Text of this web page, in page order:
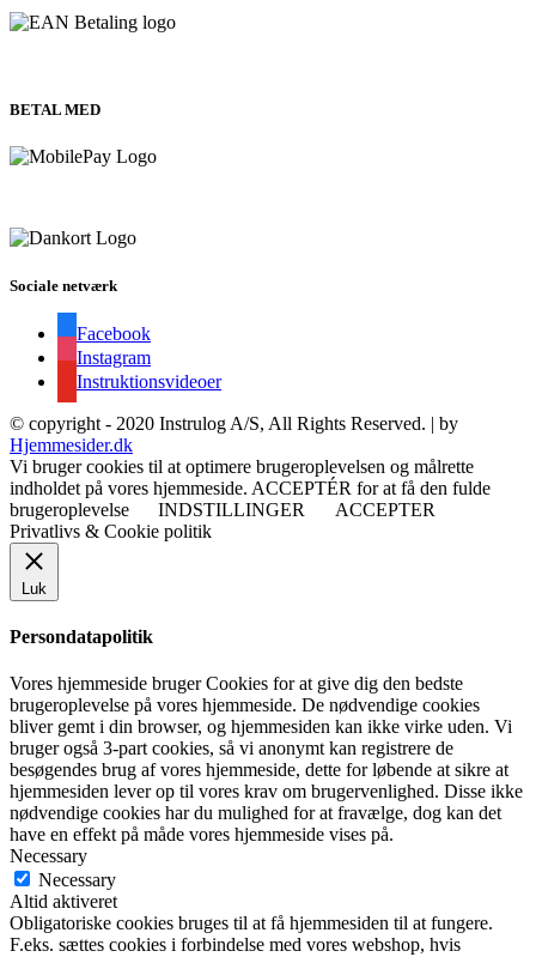
BETAL MED
Sociale netværk
Facebook
Instagram
Instruktionsvideoer
© copyright - 2020 Instrulog A/S, All Rights Reserved. | by
Hjemmesider.dk
Vi bruger cookies til at optimere brugeroplevelsen og målrette
indholdet på vores hjemmeside. ACCEPTÉR for at få den fulde
brugeroplevelse
INDSTILLINGER
ACCEPTER
Privatlivs & Cookie politik
Luk
Persondatapolitik
Vores hjemmeside bruger Cookies for at give dig den bedste
brugeroplevelse på vores hjemmeside. De nødvendige cookies
bliver gemt i din browser, og hjemmesiden kan ikke virke uden. Vi
bruger også 3-part cookies, så vi anonymt kan registrere de
besøgendes brug af vores hjemmeside, dette for løbende at sikre at
hjemmesiden lever op til vores krav om brugervenlighed. Disse ikke
nødvendige cookies har du mulighed for at fravælge, dog kan det
have en effekt på måde vores hjemmeside vises på.
Necessary
Necessary
Altid aktiveret
Obligatoriske cookies bruges til at få hjemmesiden til at fungere.
F.eks. sættes cookies i forbindelse med vores webshop, hvis